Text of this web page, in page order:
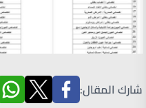
شارك المقال: